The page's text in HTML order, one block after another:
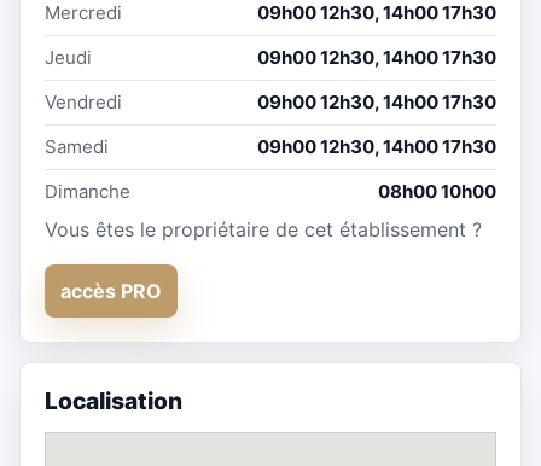
Mercredi
09h00 12h30, 14h00 17h30
Jeudi
09h00 12h30, 14h00 17h30
Vendredi
09h00 12h30, 14h00 17h30
Samedi
09h00 12h30, 14h00 17h30
Dimanche
08h00 10h00
Vous êtes le propriétaire de cet établissement ?
accès PRO
Localisation